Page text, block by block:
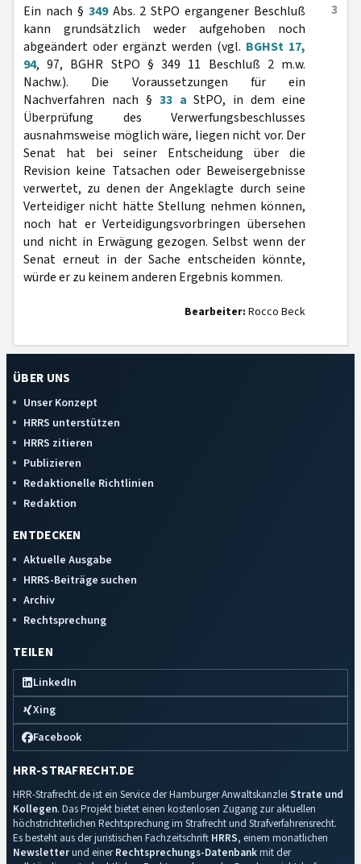
3
Ein nach § 349Abs. 2 StPO ergangener Beschluß
kann grundsätzlich weder aufgehoben noch
abgeändert oder ergänzt werden (vgl. BGHSt 17,
94, 97, BGHR StPO § 349 11 Beschluß 2 m.w.
Nachw.). Die Voraussetzungen für ein
Nachverfahren nach § 33 a StPO, in dem eine
Überprüfung des Verwerfungsbeschlusses
ausnahmsweise möglich wäre, liegen nicht vor. Der
Senat hat bei seiner Entscheidung über die
Revision keine Tatsachen oder Beweisergebnisse
verwertet, zu denen der Angeklagte durch seine
Verteidiger nicht hätte Stellung nehmen können,
noch hat er Verteidigungsvorbringen übersehen
und nicht in Erwägung gezogen. Selbst wenn der
Senat erneut in der Sache entscheiden könnte,
würde er zu keinem anderen Ergebnis kommen.
Bearbeiter: Rocco Beck
ÜBER UNS
Unser Konzept
HRRS unterstützen
HRRS zitieren
Publizieren
Redaktionelle Richtlinien
Redaktion
ENTDECKEN
Aktuelle Ausgabe
HRRS-Beiträge suchen
Archiv
Rechtsprechung
TEILEN
LinkedIn
Xing
Facebook
HRR-STRAFRECHT.DE
HRR-Strafrecht.de ist ein Service der Hamburger Anwaltskanzlei Strate und
Kollegen. Das Projekt bietet einen kostenlosen Zugang zur aktuellen
höchstrichterlichen Rechtsprechung im Strafrecht und Strafverfahrensrecht.
Es besteht aus der juristischen Fachzeitschrift HRRS, einem monatlichen
Newsletterund einerRechtsprechungs-Datenbankmit der